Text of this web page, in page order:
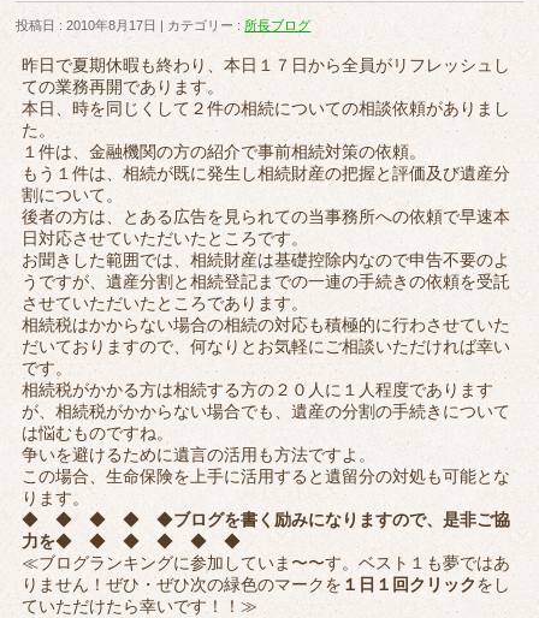
投稿日 : 2010年8月17日 カテゴリー : 所長ブログ
昨日で夏期休暇も終わり、本日１７日から全員がリフレッシュし
ての業務再開であります。
本日、時を同じくして２件の相続についての相談依頼がありまし
た。
１件は、金融機関の方の紹介で事前相続対策の依頼。
もう１件は、相続が既に発生し相続財産の把握と評価及び遺産分
割について。
後者の方は、とある広告を見られての当事務所への依頼で早速本
日対応させていただいたところです。
お聞きした範囲では、相続財産は基礎控除内なので申告不要のよ
うですが、遺産分割と相続登記までの一連の手続きの依頼を受託
させていただいたところであります。
相続税はかからない場合の相続の対応も積極的に行わさせていた
だいておりますので、何なりとお気軽にご相談いただければ幸い
です。
相続税がかかる方は相続する方の２０人に１人程度であります
が、相続税がかからない場合でも、遺産の分割の手続きについて
は悩むものですね。
争いを避けるために遺言の活用も方法ですよ。
この場合、生命保険を上手に活用すると遺留分の対処も可能とな
ります。
◆ ◆ ◆ ◆ ◆ブログを書く励みになりますので、是非ご協
力を◆ ◆ ◆ ◆ ◆ ◆
≪ブログランキングに参加していま〜〜す。ベスト１も夢ではあ
りません！ぜひ・ぜひ次の緑色のマークを１日１回クリックをし
ていただけたら幸いです！！≫